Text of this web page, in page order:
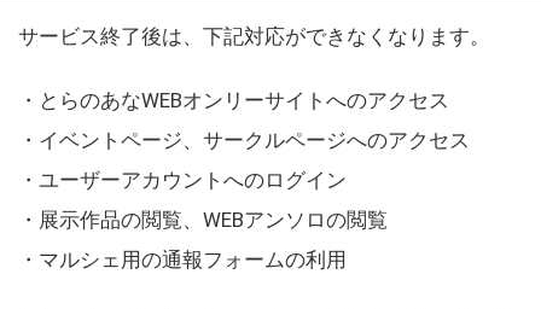
サービス終了後は、下記対応ができなくなります。
・とらのあなWEBオンリーサイトへのアクセス
・イベントページ、サークルページへのアクセス
・ユーザーアカウントへのログイン
・展示作品の閲覧、WEBアンソロの閲覧
・マルシェ用の通報フォームの利用